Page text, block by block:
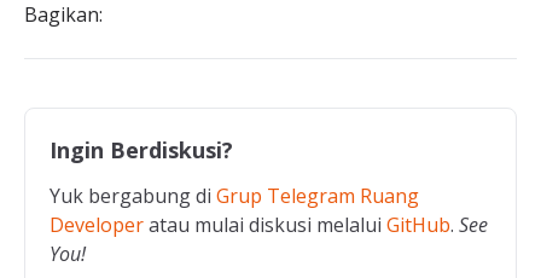
Bagikan:
Ingin Berdiskusi?
Yuk bergabung di Grup Telegram Ruang
Developeratau mulai diskusi melalui GitHub. See
You!